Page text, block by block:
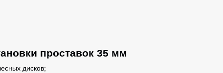
проставок 35 мм
дисков;